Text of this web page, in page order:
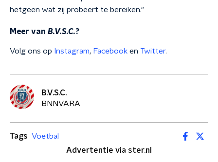
hetgeen wat zij probeert te bereiken."
Meer van B.V.S.C.?
Volg ons op Instagram, Facebook en Twitter.
B.V.S.C.
BNNVARA
Tags Voetbal
Advertentie via ster.nl